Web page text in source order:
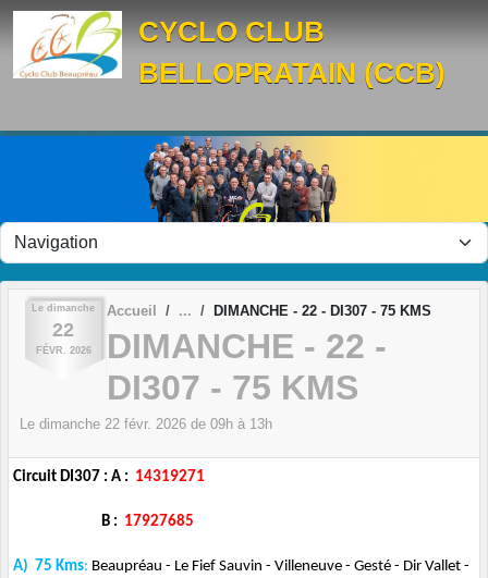
CYCLO CLUB
BELLOPRATAIN (CCB)
Le dimanche
22
FÉVR. 2026
Accueil DIMANCHE - 22 - DI307 - 75 KMS
DIMANCHE - 22 -
DI307 - 75 KMS
Le dimanche 22 févr. 2026 de 09h à 13h
Circuit DI307 : A : 14319271
B : 17927685
A) 75 Kms: Beaupréau - Le Fief Sauvin - Villeneuve - Gesté - Dir Vallet -
Panneau de gestion des cookies